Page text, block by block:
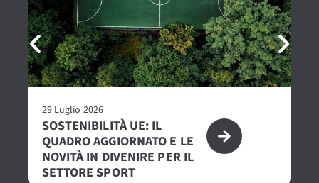
29 Luglio 2026
SOSTENIBILITÀ UE: IL
QUADRO AGGIORNATO E LE
NOVITÀ IN DIVENIRE PER IL
SETTORE SPORT